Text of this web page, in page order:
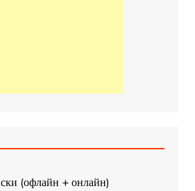
(офлайн + онлайн)